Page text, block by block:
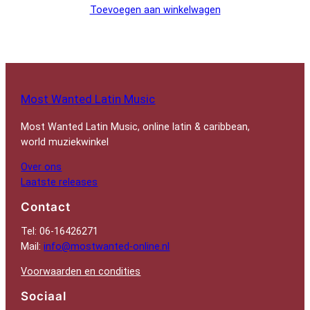
Toevoegen aan winkelwagen
Most Wanted Latin Music
Most Wanted Latin Music, online latin & caribbean,
world muziekwinkel
Over ons
Laatste releases
Contact
Tel: 06-16426271
Mail:info@mostwanted-online.nl
Voorwaarden en condities
Sociaal